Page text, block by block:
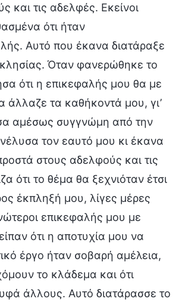
και τις αδελφές. Εκείνοι
ότι ήταν
Αυτό που έκανα διατάραξε
Όταν φανερώθηκε το
ότι η επικεφαλής μου θα με
άλλαζε τα καθήκοντά μου, γι’
αμέσως συγγνώμη από την
τον εαυτό μου κι έκανα
στους αδελφούς και τις
ότι το θέμα θα ξεχνιόταν έτσι
έκπληξή μου, λίγες μέρες
επικεφαλής μου με
ότι η αποτυχία μου να
έργο ήταν σοβαρή αμέλεια,
το κλάδεμα και ότι
άλλους. Αυτό διατάρασσε το